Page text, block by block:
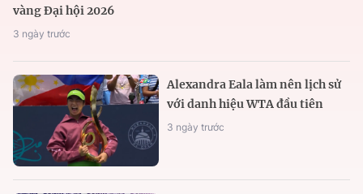
vàng Đại hội 2026
3 ngày trước
Alexandra Eala làm nên lịch sử
với danh hiệu WTA đầu tiên
3 ngày trước